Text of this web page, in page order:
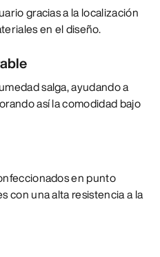
gracias a la localización
en el diseño.
salga, ayudando a
así la comodidad bajo
en punto
con una alta resistencia a la